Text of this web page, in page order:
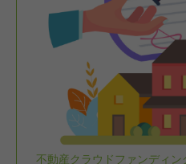
不動産クラウドファンディン